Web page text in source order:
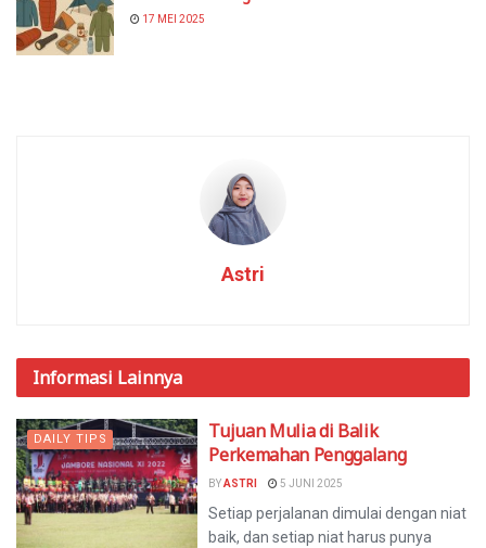
17 MEI 2025
Astri
Informasi Lainnya
DAILY TIPS
Tujuan Mulia di Balik
Perkemahan Penggalang
BYASTRI 5 JUNI 2025
Setiap perjalanan dimulai dengan niat
baik, dan setiap niat harus punya